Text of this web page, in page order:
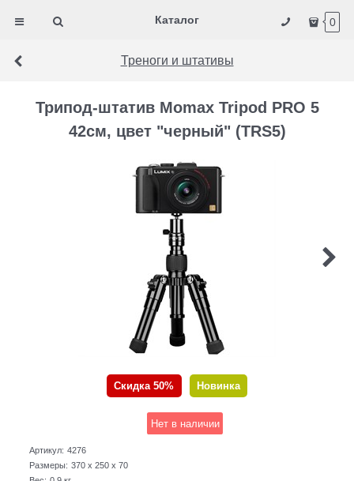
Каталог 0
Треноги и штативы
Трипод-штатив Momax Tripod PRO 5
42см, цвет "черный" (TRS5)
Скидка 50% Новинка
Нет в наличии
Артикул: 4276
Размеры: 370 x 250 x 70